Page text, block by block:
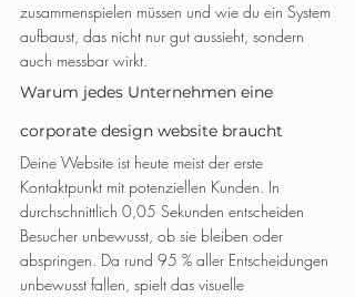
zusammenspielen müssen und wie du ein System
aufbaust, das nicht nur gut aussieht, sondern
auch messbar wirkt.
Warum jedes Unternehmen eine
corporate design website braucht
Deine Website ist heute meist der erste
Kontaktpunkt mit potenziellen Kunden. In
durchschnittlich 0,05 Sekunden entscheiden
Besucher unbewusst, ob sie bleiben oder
abspringen. Da rund 95 % aller Entscheidungen
unbewusst fallen, spielt das visuelle